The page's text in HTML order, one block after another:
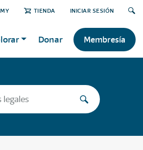
TIENDA INICIAR SESIÓN
Donar Membresía